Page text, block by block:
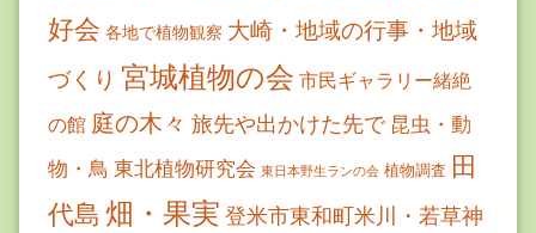
好会 各地で植物観察 大崎・地域の行事・地域
づくり 宮城植物の会 市民ギャラリー緒絶
の館 庭の木々 旅先や出かけた先で 昆虫・動
物・鳥 東北植物研究会 東日本野生ランの会 植物調査 田
代島 畑・果実 登米市東和町米川・若草神